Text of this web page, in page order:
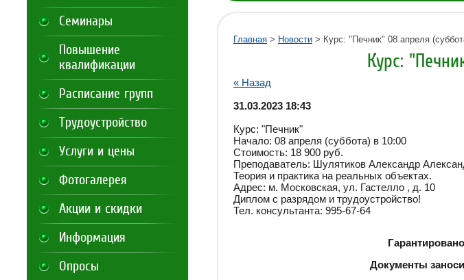
Главная > Новости > Курс: "Печник" 08 апреля
Курс:
« Назад
31.03.2023 18:43
Курс: "Печник"
Начало: 08 апреля (суббота) в 10:00
Стоимость: 18 900 руб.
Преподаватель: Шулятиков Александр
Теория и практика на реальных объектах.
Адрес: м. Московская, ул. Гастелло , д. 10
Диплом с разрядом и трудоустройство!
Тел. консультанта: 995-67-64
Документы
Семинары
Повышение
квалификации
Расписание групп
Трудоустройство
Услуги и цены
Фотогалерея
Акции и скидки
Информация
Опросы